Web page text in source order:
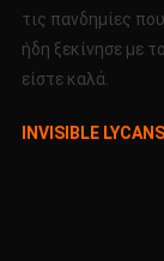
τις πανδημίες
ήδη ξεκίνησε με
είστε καλά.
INVISIBLE